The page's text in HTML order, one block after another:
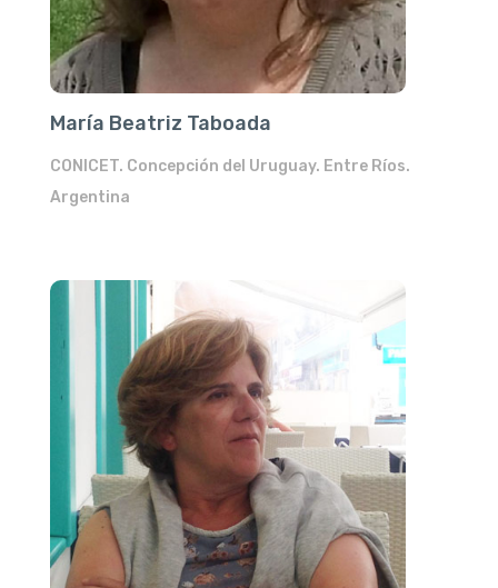
María Beatriz Taboada
CONICET. Concepción del Uruguay. Entre Ríos.
Argentina